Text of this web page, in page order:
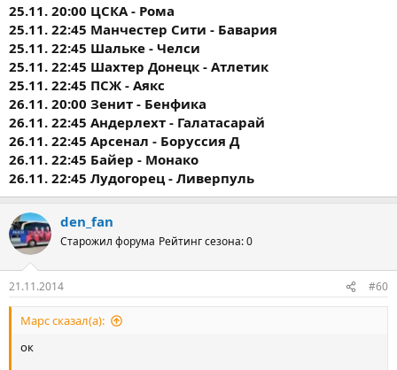
25.11. 20:00 ЦСКА - Рома
25.11. 22:45 Манчестер Сити - Бавария
25.11. 22:45 Шальке - Челси
25.11. 22:45 Шахтер Донецк - Атлетик
25.11. 22:45 ПСЖ - Аякс
26.11. 20:00 Зенит - Бенфика
26.11. 22:45 Андерлехт - Галатасарай
26.11. 22:45 Арсенал - Боруссия Д
26.11. 22:45 Байер - Монако
26.11. 22:45 Лудогорец - Ливерпуль
den_fan
Старожил форума Рейтинг сезона: 0
21.11.2014 #60
Марс сказал(а):
ок